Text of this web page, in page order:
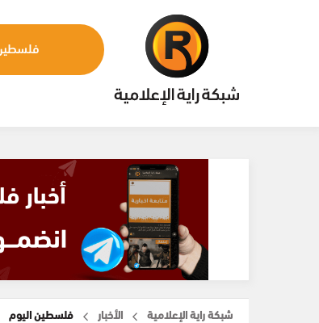
شبكة راية الإعلامية الأخبار فلسطين اليوم